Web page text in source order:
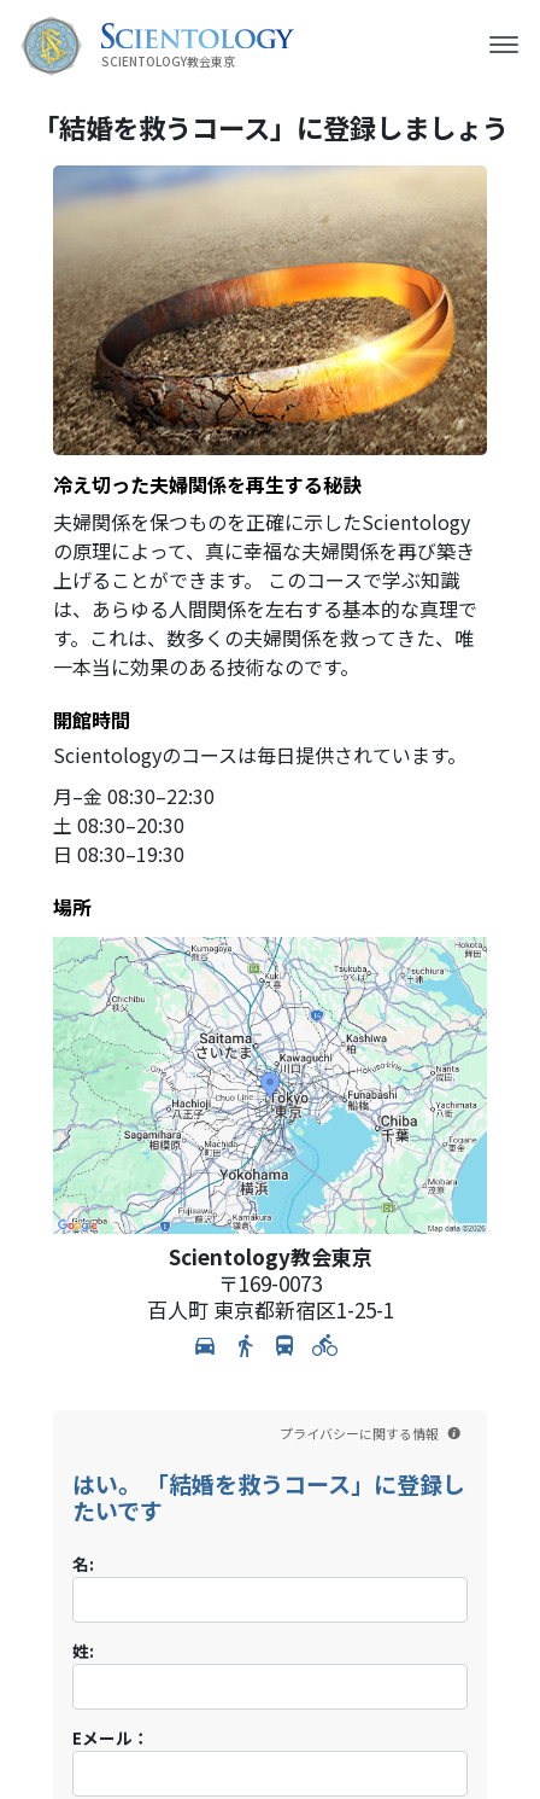
SCIENTOLOGY教会東京
「結婚を救うコース」に登録しましょう
冷え切った夫婦関係を再生する秘訣
夫婦関係を保つものを正確に示したScientology
の原理によって、真に幸福な夫婦関係を再び築き
上げることができます。 このコースで学ぶ知識
は、あらゆる人間関係を左右する基本的な真理で
す。これは、数多くの夫婦関係を救ってきた、唯
一本当に効果のある技術なのです。
開館時間
Scientologyのコースは毎日提供されています。
月–金 08:30–22:30
土 08:30–20:30
日 08:30–19:30
場所
Scientology教会東京
〒169-0073
百人町 東京都新宿区1-25-1
プライバシーに関する情報
はい。 「結婚を救うコース」に登録し
たいです
名:
姓:
Eメール：